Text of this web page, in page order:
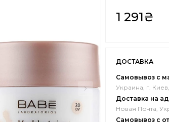
1 291₴
ДОСТАВКА
Самовывоз с
Украина, г.
Доставка на
Новая Почта,
Самовывоз с